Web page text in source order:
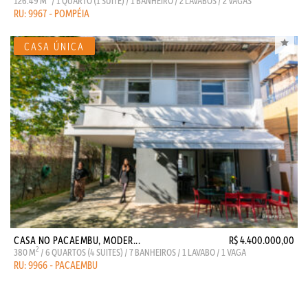
RU: 9967 - POMPÉIA
CASA NO PACAEMBU, MODER... R$ 4.400.000,00
380 M2 / 6 QUARTOS (4 SUITES) / 7 BANHEIROS / 1 LAVABO / 1 VAGA
RU: 9966 - PACAEMBU